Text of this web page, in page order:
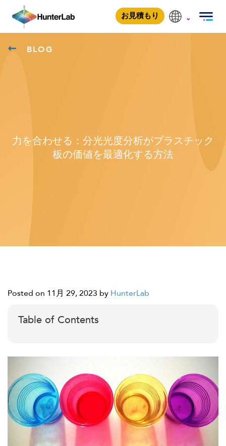
お見積もり
BLOG
力を合わせる：分光光度分析がプラスチック
板の価値を最適化する方法
Posted on 11月 29, 2023 by HunterLab
Table of Contents